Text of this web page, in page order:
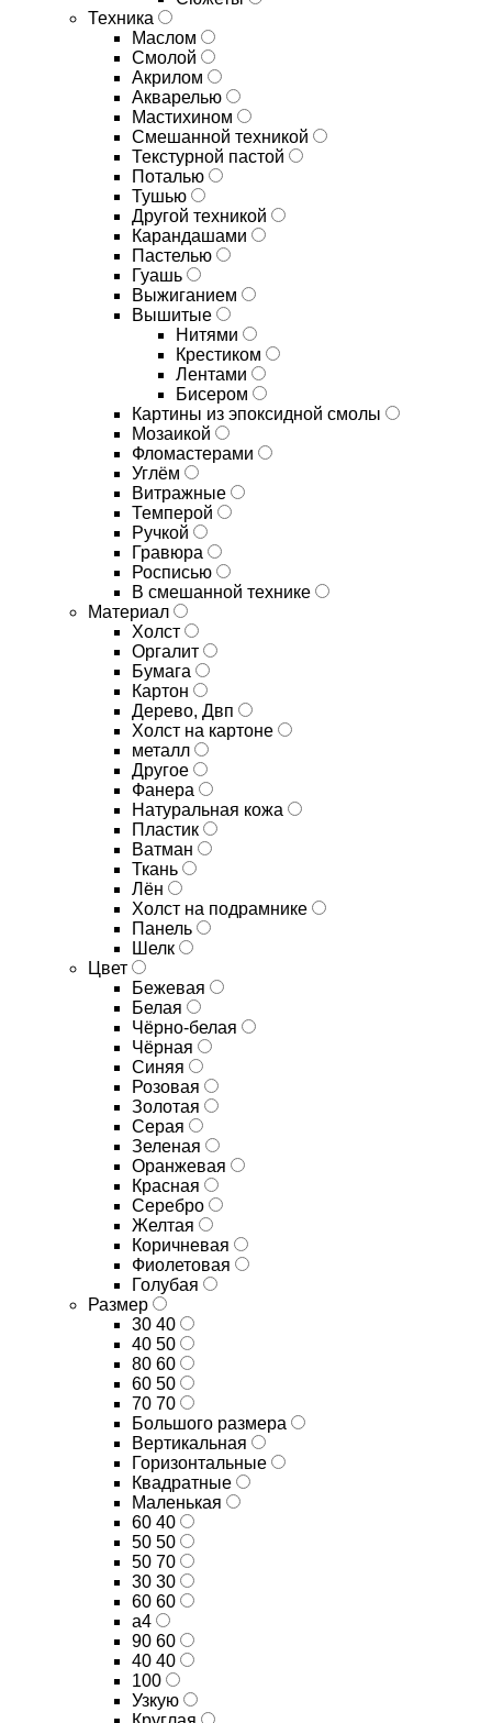
Техника
Маслом
Смолой
Акрилом
Акварелью
Мастихином
Смешанной техникой
Текстурной пастой
Поталью
Тушью
Другой техникой
Карандашами
Пастелью
Гуашь
Выжиганием
Вышитые
Нитями
Крестиком
Лентами
Бисером
Картины из эпоксидной смолы
Мозаикой
Фломастерами
Углём
Витражные
Темперой
Ручкой
Гравюра
Росписью
В смешанной технике
Материал
Холст
Оргалит
Бумага
Картон
Дерево, Двп
Холст на картоне
металл
Другое
Фанера
Натуральная кожа
Пластик
Ватман
Ткань
Лён
Холст на подрамнике
Панель
Шелк
Цвет
Бежевая
Белая
Чёрно-белая
Чёрная
Синяя
Розовая
Золотая
Серая
Зеленая
Оранжевая
Красная
Серебро
Желтая
Коричневая
Фиолетовая
Голубая
Размер
30 40
40 50
80 60
60 50
70 70
Большого размера
Вертикальная
Горизонтальные
Квадратные
Маленькая
60 40
50 50
50 70
30 30
60 60
а4
90 60
40 40
100
Узкую